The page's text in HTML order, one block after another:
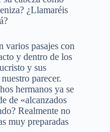
¿Llamaréis
varios pasajes con
y dentro de los
y sus
parecer.
hermanos ya se
de «alcanzados
Realmente no
muy preparadas